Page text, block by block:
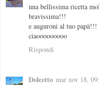
una bellissima ricetta
bravissima!!!
e auguroni al tuo papà!!!
ciaooooooooo
Rispondi
Dolcetto mar nov 18,